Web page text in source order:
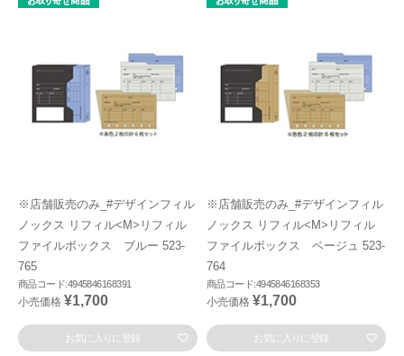
※店舗販売のみ_#デザインフィル
ノックス リフィル<M>リフィル
ファイルボックス ブルー 523-
765
商品コード:4945846168391
小売価格 ¥1,700
お気に入りに登録
※店舗販売のみ_#デザインフィル
ノックス リフィル<M>リフィル
ファイルボックス ベージュ 523-
764
商品コード:4945846168353
小売価格 ¥1,700
お気に入りに登録